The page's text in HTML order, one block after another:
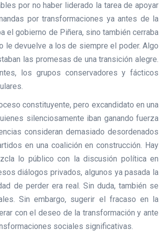
por no haber liderado la tarea de apoyar
por transformaciones ya antes de la
el gobierno de Piñera, sino también cerraba
le devuelve a los de siempre el poder. Algo
las promesas de una transición alegre.
los grupos conservadores y fácticos
constituyente, pero excandidato en una
silenciosamente iban ganando fuerza
consideran demasiado desordenados
en una coalición en construcción. Hay
lo público con la discusión política en
diálogos privados, algunos ya pasada la
de perder era real. Sin duda, también se
Sin embargo, sugerir el fracaso en la
con el deseo de la transformación y ante
sociales significativas.